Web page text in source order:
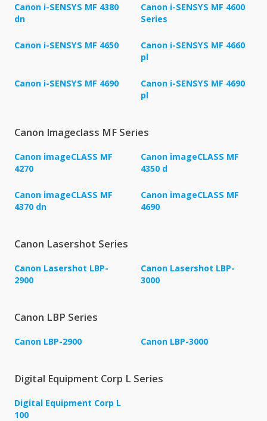
Canon i-SENSYS MF 4380
dn
Canon i-SENSYS MF 4600
Series
Canon i-SENSYS MF 4650
Canon i-SENSYS MF 4660
pl
Canon i-SENSYS MF 4690
Canon i-SENSYS MF 4690
pl
Canon Imageclass MF Series
Canon imageCLASS MF
4270
Canon imageCLASS MF
4350 d
Canon imageCLASS MF
4370 dn
Canon imageCLASS MF
4690
Canon Lasershot Series
Canon Lasershot LBP-
2900
Canon Lasershot LBP-
3000
Canon LBP Series
Canon LBP-2900 Canon LBP-3000
Digital Equipment Corp L Series
Digital Equipment Corp L
100